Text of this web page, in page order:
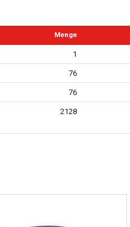
Menge
1
76
76
2128